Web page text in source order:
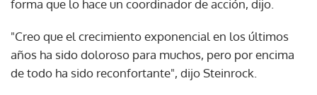
forma que lo hace un coordinador de acción, dijo.
"Creo que el crecimiento exponencial en los últimos
años ha sido doloroso para muchos, pero por encima
de todo ha sido reconfortante", dijo Steinrock.